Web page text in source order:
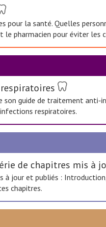
pour la santé. Quelles
pharmacien pour éviter les
son guide de traitement
respiratoires.
de chapitres mis à
à jour et publiés :
chapitres.